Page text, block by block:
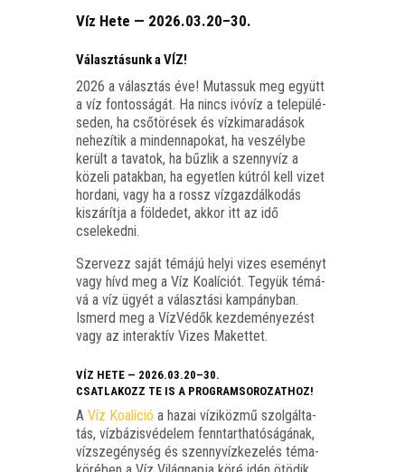
Víz Hete — 2026.03.20–30.
Választásunk a VÍZ!
2026 a válasz­tás éve! Mutas­suk meg együtt
a víz fon­tos­sá­gát. Ha nincs ivó­víz a tele­pü­lé­
se­den, ha cső­tö­ré­sek és víz­ki­ma­ra­dá­sok
nehe­zí­tik a min­den­na­po­kat, ha veszély­be
került a tava­tok, ha bűz­lik a szenny­víz a
köze­li patak­ban, ha egyet­len kút­ról kell vizet
hor­da­ni, vagy ha a rossz víz­gaz­dál­ko­dás
kiszá­rít­ja a föl­de­det, akkor itt az idő
cselekedni.
Szer­vezz saját témá­jú helyi vizes ese­ményt
vagy hívd meg a Víz Koa­lí­ci­ót. Tegyük témá­
vá a víz ügyét a válasz­tá­si kam­pány­ban.
Ismerd meg a Víz­Vé­dők kez­de­mé­nye­zést
vagy az inter­ak­tív Vizes Makettet.
VÍZ HETE — 2026.03.20–30.
CSATLAKOZZ TE IS A PROGRAMSOROZATHOZ!
A Víz Koa­lí­ció a hazai vízi­köz­mű szol­gál­ta­
tás, víz­bá­zis­vé­de­lem fenn­tart­ha­tó­sá­gá­nak,
víz­sze­gény­ség és szenny­víz­ke­ze­lés téma­